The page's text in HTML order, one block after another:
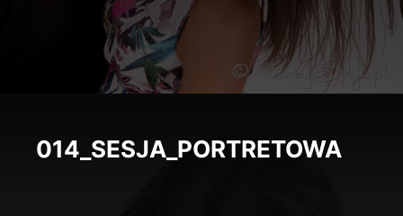
014_SESJA_PORTRETOWA